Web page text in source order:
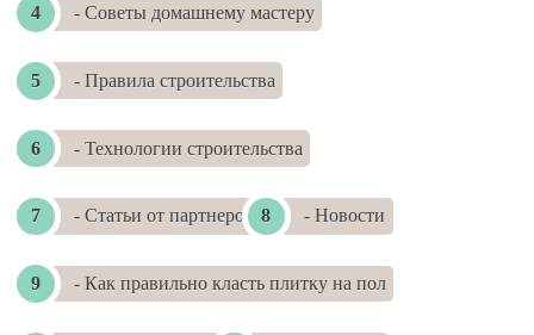
- Советы домашнему мастеру
- Правила строительства
- Технологии строительства
- Статьи от партнеров - Новости
- Как правильно класть плитку на пол